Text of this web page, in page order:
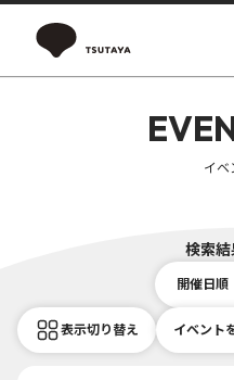
イベ
検索
開催日順
表示切り替え イベント